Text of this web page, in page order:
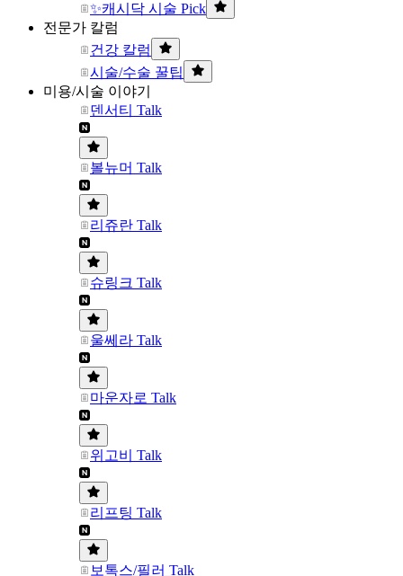
✨캐시닥 시술 Pick
전문가 칼럼
건강 칼럼
시술/수술 꿀팁
미용/시술 이야기
덴서티 Talk
볼뉴머 Talk
리쥬란 Talk
슈링크 Talk
울쎄라 Talk
마운자로 Talk
위고비 Talk
리프팅 Talk
보톡스/필러 Talk